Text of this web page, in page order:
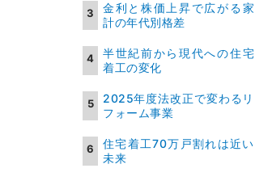
金利と株価上昇で広がる家
計の年代別格差
半世紀前から現代への住宅
着工の変化
2025年度法改正で変わるリ
フォーム事業
住宅着工70万戸割れは近い
未来